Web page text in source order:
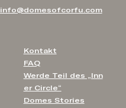
Kontakt
FAQ
Werde Teil des „Inn
er Circle“
Domes Stories
info@domesofcorfu.com